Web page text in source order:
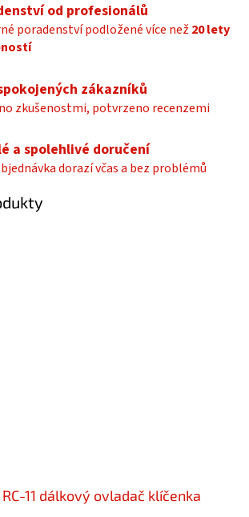
od profesionálů
poradenství podložené více než 20 lety
zákazníků
zkušenostmi, potvrzeno recenzemi
a spolehlivé doručení
dorazí včas a bez problémů
11 dálkový ovladač klíčenka